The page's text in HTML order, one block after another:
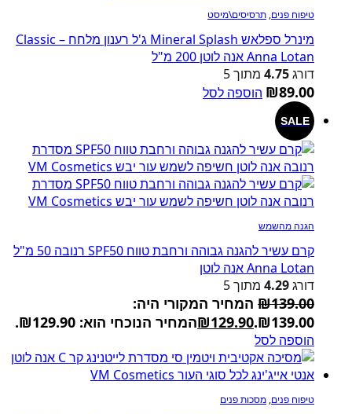
טיפוח פנים, תרסיסים\מיסט
מינרל ספלאש Mineral Splash ג'ל רענון מלחח Classic –
Anna Lotan אנה לוטן 200 מ"ל
דורג4.75 מתוך 5
₪89.00 הוספה לסל
SALE
הגנה מהשמש
קרם עשיר להגנה גבוהה ורחבת טווח SPF50 רנובה 50 מ"ל
Anna Lotan אנה לוטן
דורג4.29 מתוך 5
₪139.00
המחיר המקורי היה:
₪139.00.
₪129.90 המחיר הנוכחי הוא: ₪129.90.
הוספה לסל
טיפוח פנים, מסכות פנים